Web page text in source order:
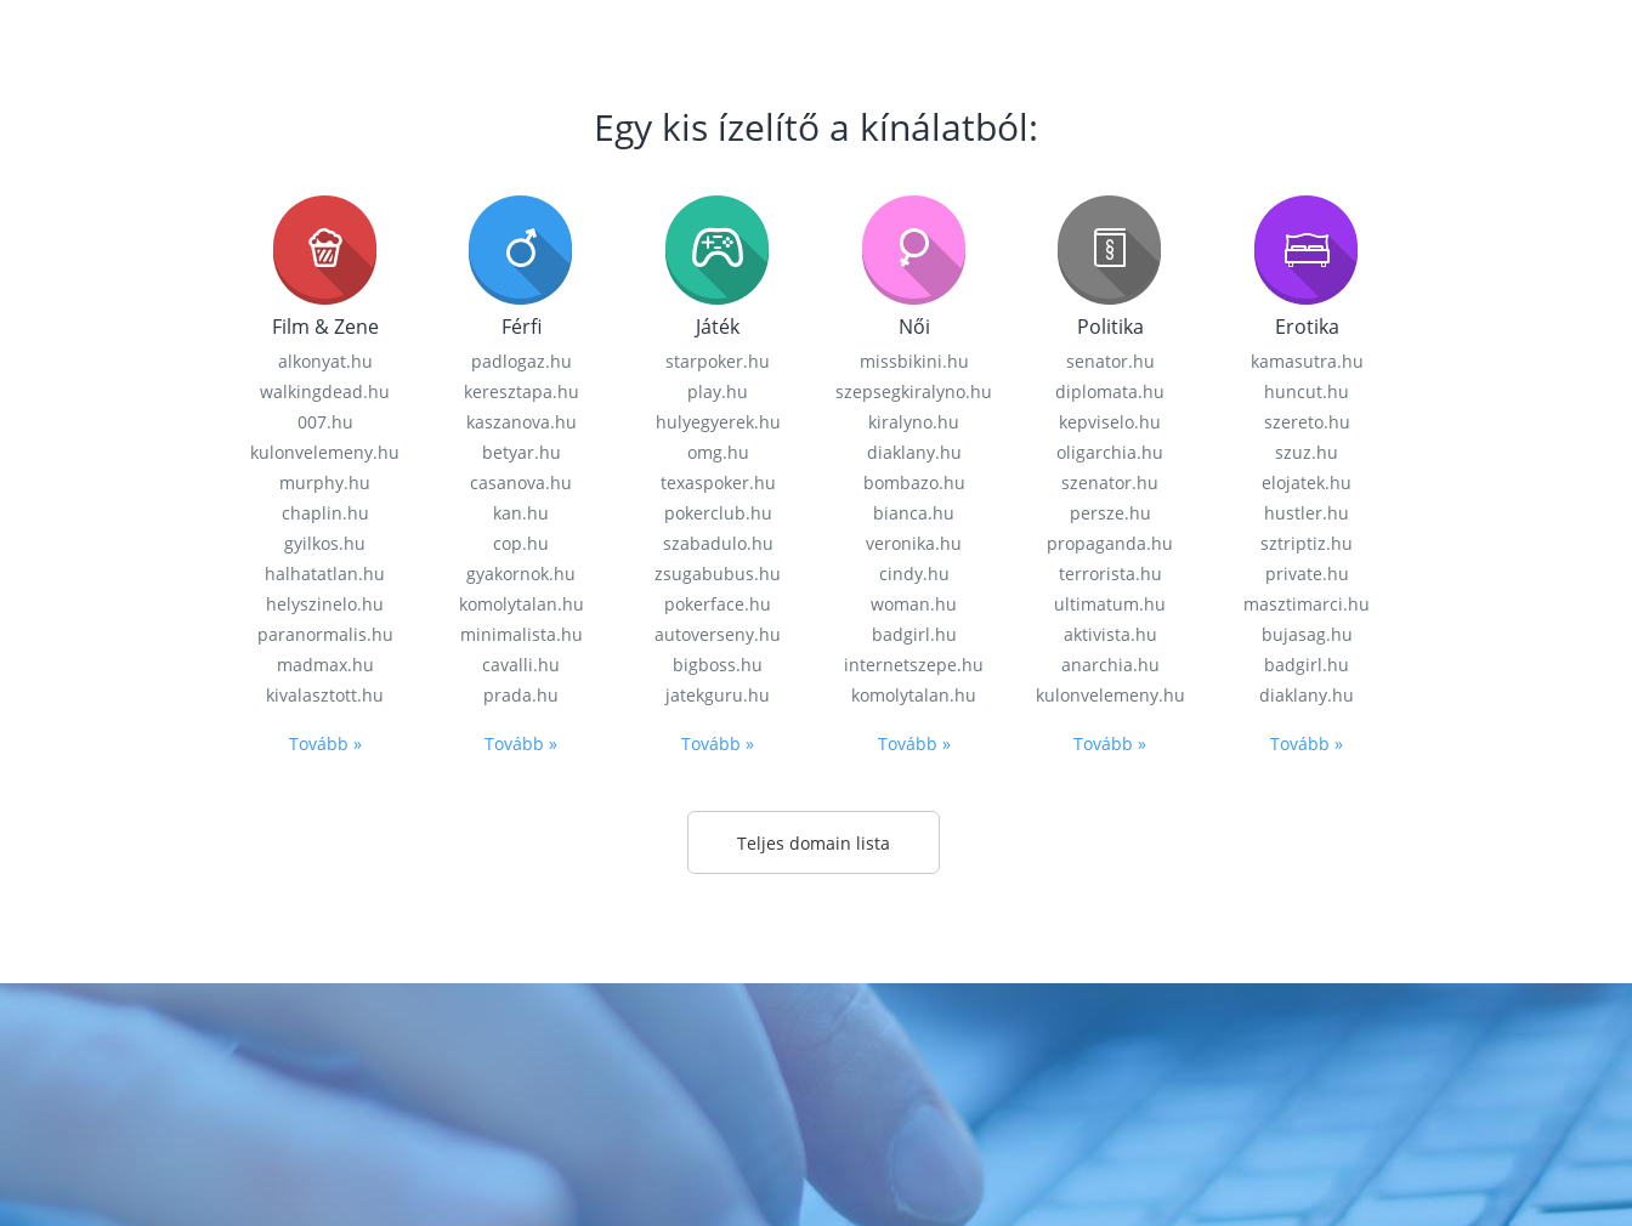
Egy kis ízelítő a kínálatból:
Film & Zene
alkonyat.hu
walkingdead.hu
007.hu
kulonvelemeny.hu
murphy.hu
chaplin.hu
gyilkos.hu
halhatatlan.hu
helyszinelo.hu
paranormalis.hu
madmax.hu
kivalasztott.hu
Tovább »
Férfi
padlogaz.hu
keresztapa.hu
kaszanova.hu
betyar.hu
casanova.hu
kan.hu
cop.hu
gyakornok.hu
komolytalan.hu
minimalista.hu
cavalli.hu
prada.hu
Tovább »
Játék
starpoker.hu
play.hu
hulyegyerek.hu
omg.hu
texaspoker.hu
pokerclub.hu
szabadulo.hu
zsugabubus.hu
pokerface.hu
autoverseny.hu
bigboss.hu
jatekguru.hu
Tovább »
Női
missbikini.hu
szepsegkiralyno.hu
kiralyno.hu
diaklany.hu
bombazo.hu
bianca.hu
veronika.hu
cindy.hu
woman.hu
badgirl.hu
internetszepe.hu
komolytalan.hu
Tovább »
Politika
senator.hu
diplomata.hu
kepviselo.hu
oligarchia.hu
szenator.hu
persze.hu
propaganda.hu
terrorista.hu
ultimatum.hu
aktivista.hu
anarchia.hu
kulonvelemeny.hu
Tovább »
Erotika
kamasutra.hu
huncut.hu
szereto.hu
szuz.hu
elojatek.hu
hustler.hu
sztriptiz.hu
private.hu
masztimarci.hu
bujasag.hu
badgirl.hu
diaklany.hu
Tovább »
Teljes domain lista